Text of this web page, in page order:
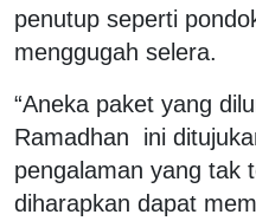
penutup seperti
menggugah selera.
“Aneka paket yang
Ramadhan ini
pengalaman yang tak
diharapkan dapat